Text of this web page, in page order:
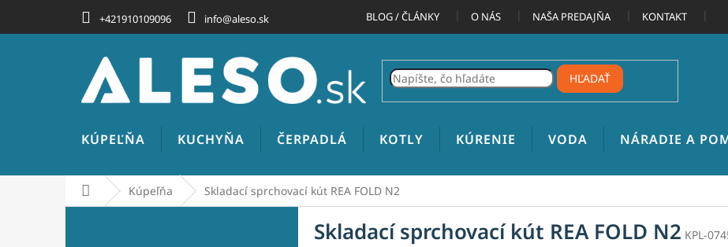
obsah
+421910109096 info@aleso.sk BLOG / ČLÁNKY O NÁS NAŠA PREDAJŇA KONTAKT
HĽADAŤ
KÚPEĽŇA KUCHYŇA ČERPADLÁ KOTLY KÚRENIE VODA NÁRADIE A
DomovKúpeľňa Skladací sprchovací kút REA FOLD N2
Skladací sprchovací kút REA FOLD N2 KPL-